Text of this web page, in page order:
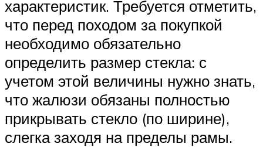
характеристик. Требуется отметить,
что перед походом за покупкой
необходимо обязательно
определить размер стекла: с
учетом этой величины нужно знать,
что жалюзи обязаны полностью
прикрывать стекло (по ширине),
слегка заходя на пределы рамы.